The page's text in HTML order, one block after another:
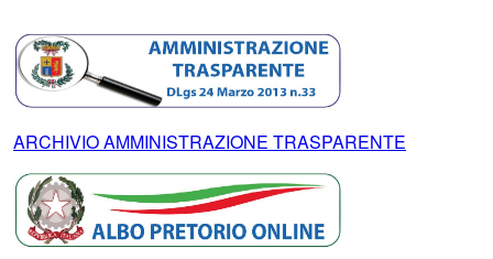
ARCHIVIO AMMINISTRAZIONE TRASPARENTE